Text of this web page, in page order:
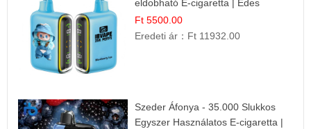
eldobható E-cigaretta | Édes
Desszert Íz
Ft 5500.00
Eredeti ár： Ft 11932.00
Szeder Áfonya - 35.000 Slukkos
Egyszer Használatos E-cigaretta |